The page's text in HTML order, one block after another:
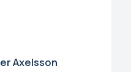
Axelsson